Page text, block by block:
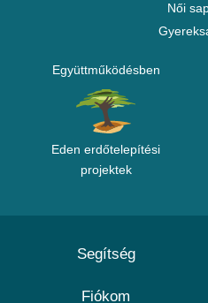
Női
Együttműködésben
Eden erdőtelepítési
projektek
Segítség
Fiókom